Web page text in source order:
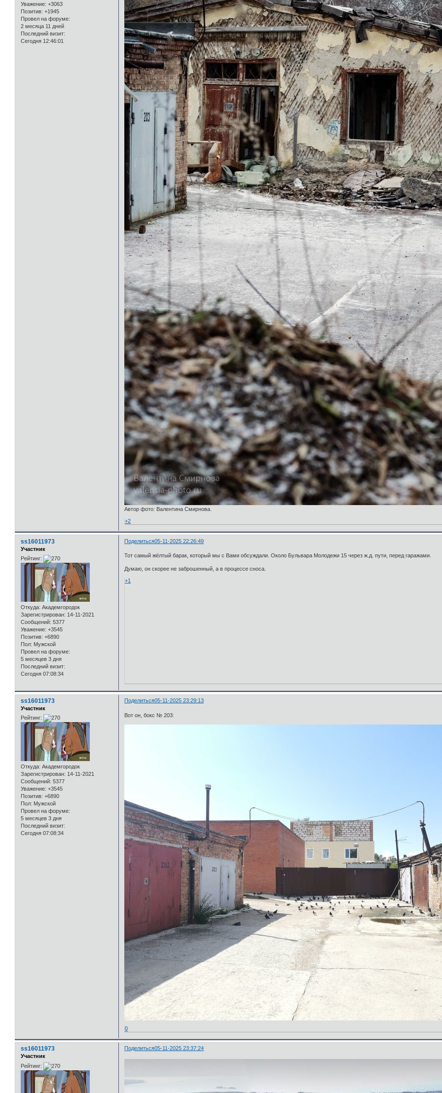
Уважение: +3063
Позитив: +1945
Провел на форуме:
2 месяца 11 дней
Последний визит:
Сегодня 12:46:01
Автор фото: Валентина Смирнова.
+2
Поделиться05-11-2025 22:26:49
ss16011973
Участник
Рейтинг:
Откуда: Академгородок
Зарегистрирован: 14-11-2021
Сообщений: 5377
Уважение: +3545
Позитив: +6890
Пол: Мужской
Провел на форуме:
5 месяцев 3 дня
Последний визит:
Сегодня 07:08:34
Тот самый жёлтый барак, который мы с Вами обсуждали. Около Бульвара Молодежи 15 через ж.д. пути, перед гаражами.
Думаю, он скорее не заброшенный, а в процессе сноса.
+1
Поделиться05-11-2025 23:29:13
ss16011973
Участник
Рейтинг:
Откуда: Академгородок
Зарегистрирован: 14-11-2021
Сообщений: 5377
Уважение: +3545
Позитив: +6890
Пол: Мужской
Провел на форуме:
5 месяцев 3 дня
Последний визит:
Сегодня 07:08:34
Вот он, бокс № 203:
0
Поделиться05-11-2025 23:37:24
ss16011973
Участник
Рейтинг: